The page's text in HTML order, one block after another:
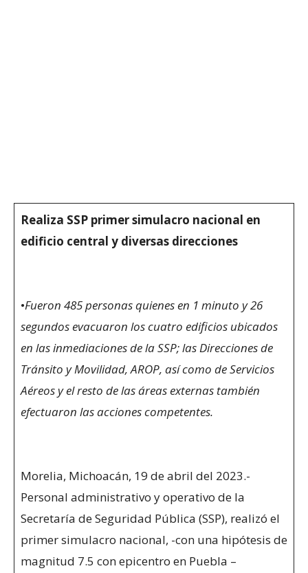
Realiza SSP primer simulacro nacional en
edificio central y diversas direcciones
•Fueron 485 personas quienes en 1 minuto y 26
segundos evacuaron los cuatro edificios ubicados
en las inmediaciones de la SSP; las Direcciones de
Tránsito y Movilidad, AROP, así como de Servicios
Aéreos y el resto de las áreas externas también
efectuaron las acciones competentes.
Morelia, Michoacán, 19 de abril del 2023.-
Personal administrativo y operativo de la
Secretaría de Seguridad Pública (SSP), realizó el
primer simulacro nacional, -con una hipótesis de
magnitud 7.5 con epicentro en Puebla –